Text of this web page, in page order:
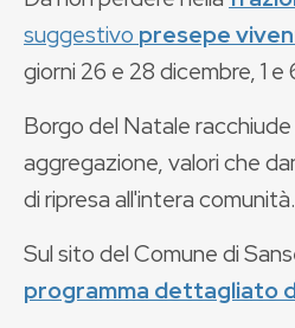
suggestivo presepe
giorni 26 e 28 dicembre, 1 e
Borgo del Natale racchiude
aggregazione, valori che
di ripresa all'intera comunità.
Sul sito del Comune di
programma dettagliato